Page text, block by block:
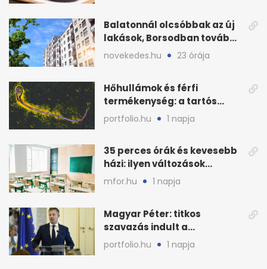
Balatonnál olcsóbbak az új
lakások, Borsodban tovább
drágulnak
novekedes.hu 23 órája
Hőhullámok és férfi
termékenység: a tartós
hőstressz kimutathatóan
ront
portfolio.hu 1 napja
35 perces órák és kevesebb
házi: ilyen változások
jöhetnek az iskolákban
mfor.hu 1 napja
Magyar Péter: titkos
szavazás indult a
köztársasági elnökjelöltről
portfolio.hu 1 napja